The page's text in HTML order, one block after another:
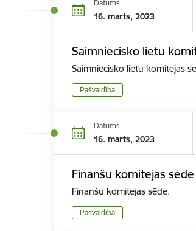
Datums
16. marts, 2023
Saimniecisko lietu
Saimniecisko lietu komitejas
Pašvaldība
Datums
16. marts, 2023
Finanšu komitejas sēde
Finanšu komitejas sēde.
Pašvaldība